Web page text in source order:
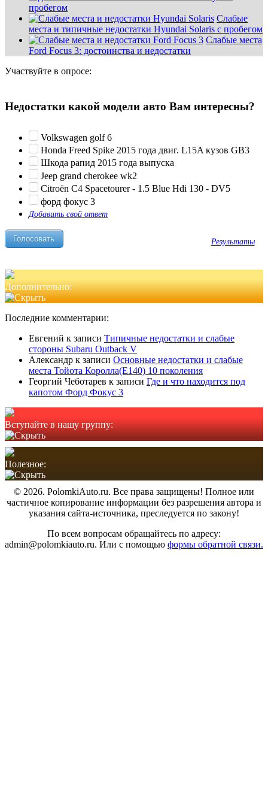
пробегом
Слабые
места и типичные недостатки Hyundai Solaris с пробегом
Слабые места
Ford Focus 3: достоинства и недостатки
Участвуйте в опросе:
Недостатки какой модели авто Вам интересны?
Volkswagen golf 6
Honda Freed Spike 2015 года двиг. L15A кузов GB3
Шкода рапид 2015 года выпуска
Jeep grand cherokee wk2
Citroën C4 Spacetourer - 1.5 Blue Hdi 130 - DV5
форд фокус 3
Добавить свой ответ
Результаты
Дополнительно:
Последние комментарии:
Евгений к записи Типичные недостатки и слабые
стороны Subaru Outback V
Александр к записи Основные недостатки и слабые
места Тойота Королла(Е140) 10 поколения
Георгий Чеботарев к записи Где и что находится под
капотом Форд Фокус 3
Вступайте в нашу группу:
Полезное:
© 2026. PolomkiAuto.ru. Все права защищены! Полное или
частичное копирование информации без разрешения автора и
указания сайта-источника, преследуется по закону!
По всем вопросам обращайтесь по адресу:
admin@polomkiauto.ru. Или с помощью формы обратной связи.